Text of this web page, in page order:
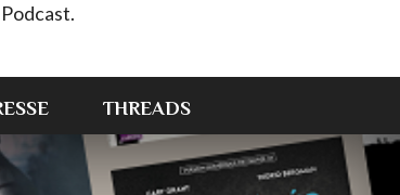
THREADS